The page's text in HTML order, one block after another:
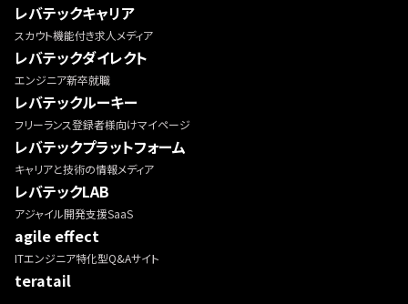
レバテックキャリア
スカウト機能付き求人メディア
レバテックダイレクト
エンジニア新卒就職
レバテックルーキー
フリーランス登録者様向けマイページ
レバテックプラットフォーム
キャリアと技術の情報メディア
レバテックLAB
アジャイル開発支援SaaS
agile effect
ITエンジニア特化型Q&Aサイト
teratail